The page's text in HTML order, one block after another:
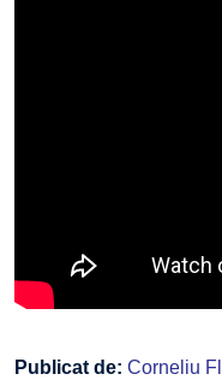
Publicat de: Corneliu